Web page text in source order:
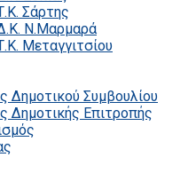
Σάρτης
Ν.Μαρμαρά
Μεταγγιτσίου
Δημοτικού Συμβουλίου
Δημοτικής Επιτροπής